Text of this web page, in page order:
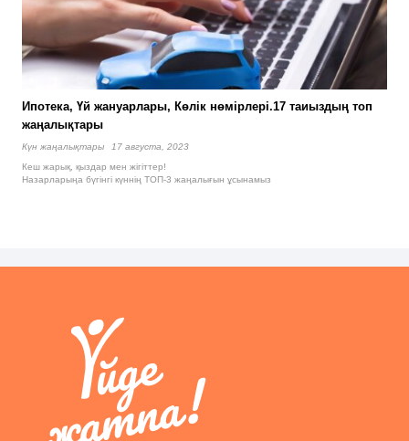
Ипотека, Үй жануарлары, Көлік нөмірлері.17 таиыздың топ
жаңалықтары
Күн жаңалықтары
17 августа, 2023
Кеш жарық, қыздар мен жігіттер!
Назарларыңа бүгінгі күннің ТОП-3 жаңалығын ұсынамыз